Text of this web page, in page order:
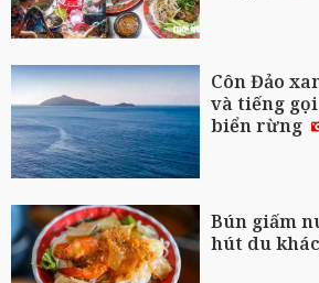
Côn Đảo
và tiếng
biển rừng
Bún giấm
hút du